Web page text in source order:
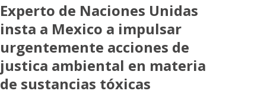
Experto de Naciones Unidas
insta a Mexico a impulsar
urgentemente acciones de
justica ambiental en materia
de sustancias tóxicas